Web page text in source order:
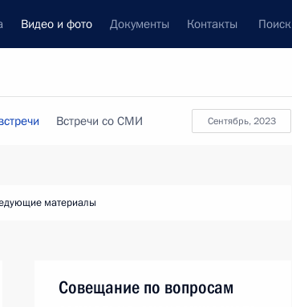
Видео и фото Документы Контакты Поиск
сентябрь, 2023
Встречи со СМИ
материалы
Совещание по вопросам